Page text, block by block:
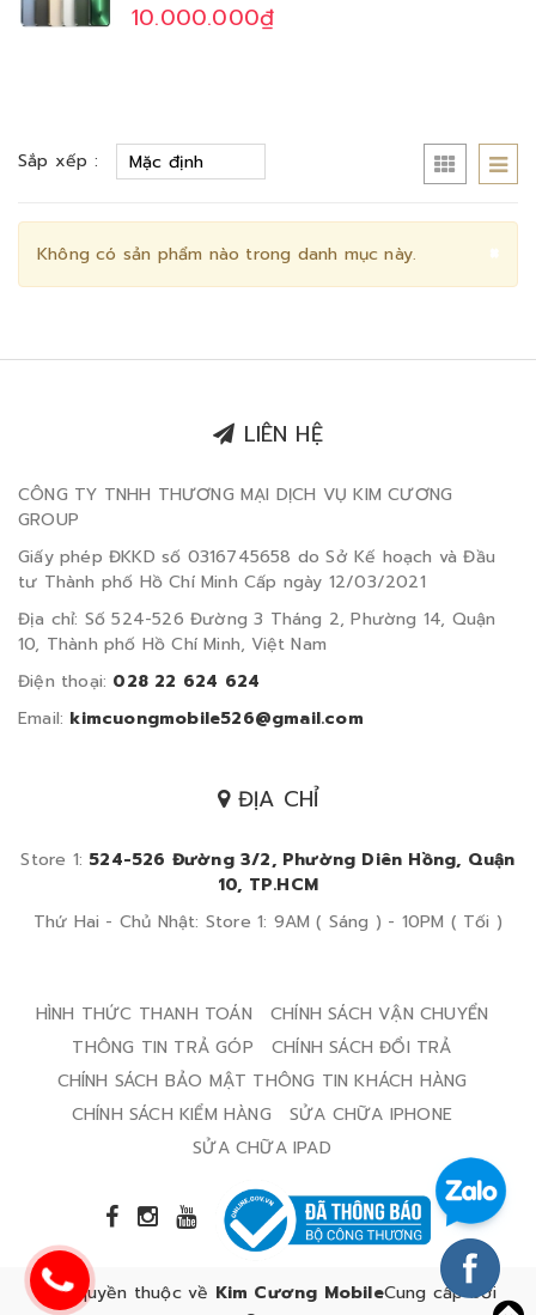
10.000.000₫
Sắp xếp :
×
Không có sản phẩm nào trong danh mục này.
LIÊN HỆ
CÔNG TY TNHH THƯƠNG MẠI DỊCH VỤ KIM CƯƠNG
GROUP
Giấy phép ĐKKD số 0316745658 do Sở Kế hoạch và Đầu
tư Thành phố Hồ Chí Minh Cấp ngày 12/03/2021
Địa chỉ: Số 524-526 Đường 3 Tháng 2, Phường 14, Quận
10, Thành phố Hồ Chí Minh, Việt Nam
Điện thoại: 028 22 624 624
Email: kimcuongmobile526@gmail.com
ĐỊA CHỈ
Store 1: 524-526 Đường 3/2, Phường Diên Hồng, Quận
10, TP.HCM
Thứ Hai - Chủ Nhật: Store 1: 9AM ( Sáng ) - 10PM ( Tối )
HÌNH THỨC THANH TOÁN
CHÍNH SÁCH VẬN CHUYỂN
THÔNG TIN TRẢ GÓP
CHÍNH SÁCH ĐỔI TRẢ
CHÍNH SÁCH BẢO MẬT THÔNG TIN KHÁCH HÀNG
CHÍNH SÁCH KIỂM HÀNG
SỬA CHỮA IPHONE
SỬA CHỮA IPAD
Bản quyền thuộc về Kim Cương MobileCung cấp bởi